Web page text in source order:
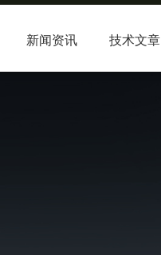
新闻资讯 技术文章